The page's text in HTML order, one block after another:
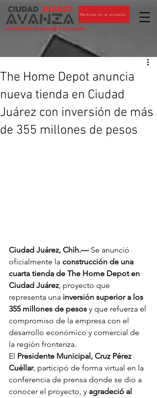
CIUDADANOS AL PENDIENTE DE JUÁREZ
Participa en la encuesta
The Home Depot anuncia
nueva tienda en Ciudad
Juárez con inversión de más
de 355 millones de pesos
Ciudad Juárez, Chih.— Se anunció
oficialmente la construcción de una
cuarta tienda de The Home Depot en
Ciudad Juárez, proyecto que
representa una inversión superior a los
355 millones de pesos y que refuerza el
compromiso de la empresa con el
desarrollo económico y comercial de
la región fronteriza.
El Presidente Municipal, Cruz Pérez
Cuéllar, participó de forma virtual en la
conferencia de prensa donde se dio a
conocer el proyecto, y agradeció al